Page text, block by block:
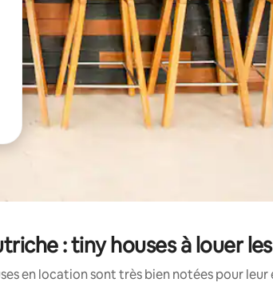
: tiny houses à louer
en location sont très bien notées pour